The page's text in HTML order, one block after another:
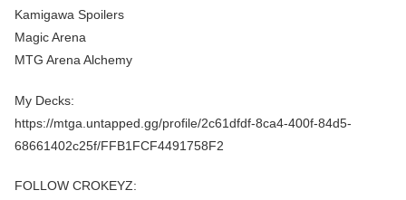
Kamigawa Spoilers
Magic Arena
MTG Arena Alchemy
My Decks:
https://mtga.untapped.gg/profile/2c61dfdf-8ca4-400f-84d5-
68661402c25f/FFB1FCF4491758F2
FOLLOW CROKEYZ: